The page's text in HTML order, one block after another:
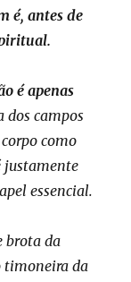
é, antes de
é apenas
dos campos
como
justamente
essencial.
brota da
timoneira da